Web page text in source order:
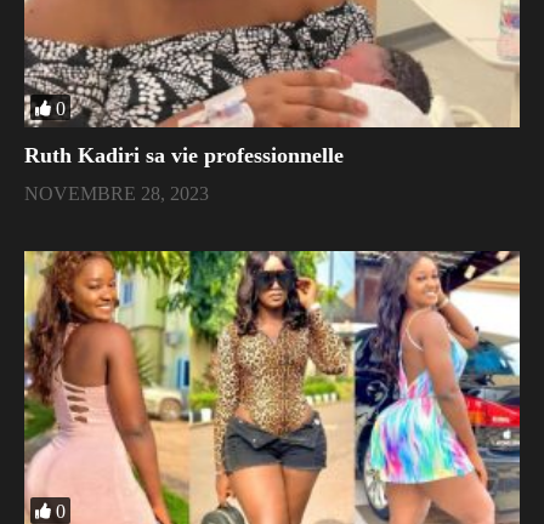
0
Ruth Kadiri sa vie professionnelle
NOVEMBRE 28, 2023
0